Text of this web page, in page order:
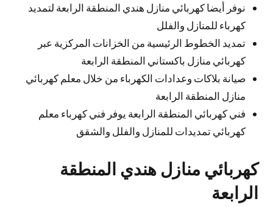
نوفر أيضا كهربائي منازل هندي المنطقة الرابعة لتمديد
كهرباء للمنازل والفلل
تمديد الخطوط الرئيسية من الخزانات المركزية عبر
كهربائي منازل باكستاني المنطقة الرابعة
صيانة بلاكات وعدادات الكهرباء من خلال معلم كهربائي
منازل المنطقة الرابعة
فني كهربائي المنطقة الرابعة يوفر فني كهرباء معلم
كهربائي تمديدات للمنازل والفلل والشقق
كهربائي منازل هندي المنطقة
الرابعة